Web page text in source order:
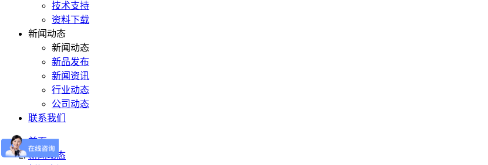
技术支持
资料下载
新闻动态
新闻动态
新品发布
新闻资讯
行业动态
公司动态
联系我们
首页
新闻动态